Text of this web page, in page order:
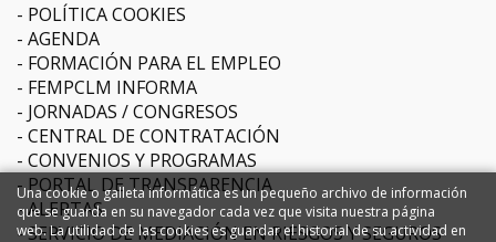
POLÍTICA COOKIES
AGENDA
FORMACIÓN PARA EL EMPLEO
FEMPCLM INFORMA
JORNADAS / CONGRESOS
CENTRAL DE CONTRATACIÓN
CONVENIOS Y PROGRAMAS
PORTAL DE TRANSPARENCIA
ALERTAS
SERVICIO DE MEDIACIÓN EN RIESGOS Y SEGUROS
Una cookie o galleta informática es un pequeño archivo de información
que se guarda en su navegador cada vez que visita nuestra página
web. La utilidad de las cookies es guardar el historial de su actividad en